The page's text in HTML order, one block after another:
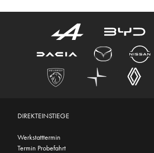
DIREKTEINSTIEGE
Werkstatttermin
Termin Probefahrt